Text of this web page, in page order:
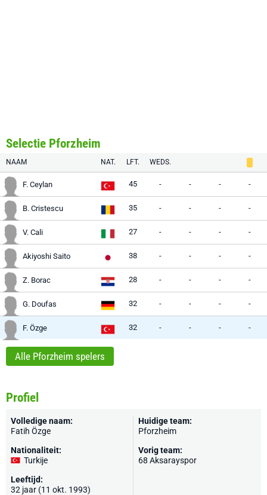
Selectie Pforzheim
NAAM NAT. LFT. WEDS.
F. Ceylan 45 - - - -
B. Cristescu 35 - - - -
V. Cali 27 - - - -
Akiyoshi Saito 38 - - - -
Z. Borac 28 - - - -
G. Doufas 32 - - - -
F. Özge 32 - - - -
Alle Pforzheim spelers
Profiel
Volledige naam:
Fatih Özge
Nationaliteit:
Turkije
Leeftijd:
32 jaar (11 okt. 1993)
Huidige team:
Pforzheim
Vorig team:
68 Aksarayspor